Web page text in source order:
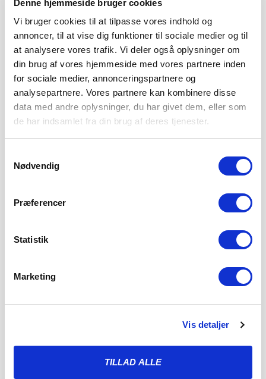
Denne hjemmeside bruger cookies
Vi bruger cookies til at tilpasse vores indhold og
annoncer, til at vise dig funktioner til sociale medier og til
at analysere vores trafik. Vi deler også oplysninger om
din brug af vores hjemmeside med vores partnere inden
for sociale medier, annonceringspartnere og
analysepartnere. Vores partnere kan kombinere disse
data med andre oplysninger, du har givet dem, eller som
de har indsamlet fra din brug af deres tjenester.
Nødvendig
Præferencer
Statistik
Marketing
Vis detaljer
TILLAD ALLE
SØNDERJYSKE FODBOLD SÆLGER MAGNUS
Sønderjyske Fodbold har med omgående virkning solgt
LÆS MERE